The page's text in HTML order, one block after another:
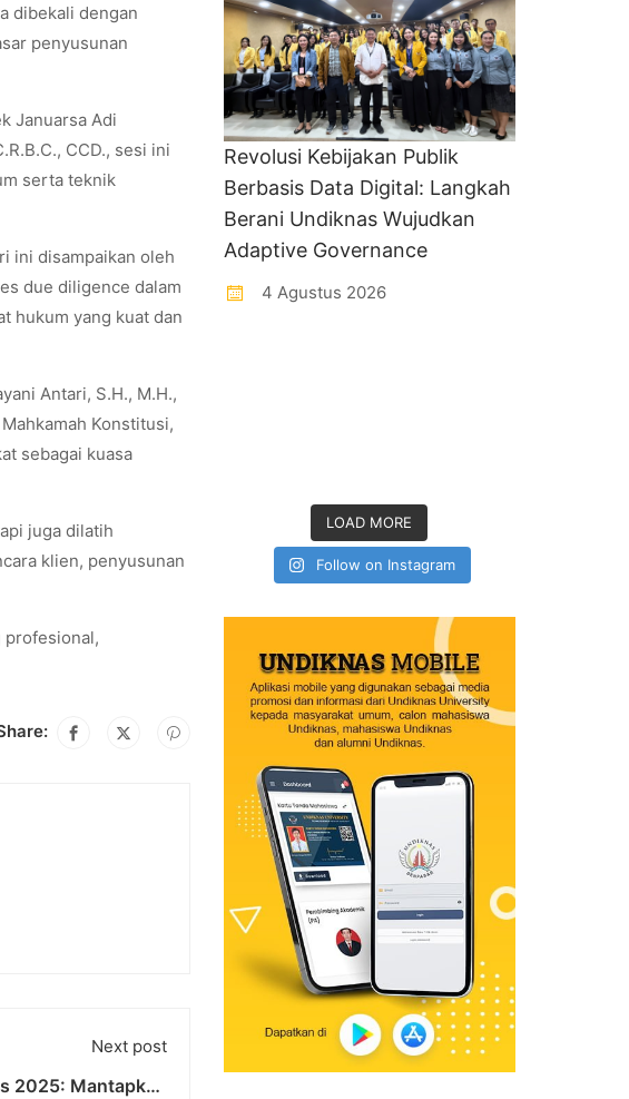
dibekali dengan
penyusunan
Januarsa Adi
CCD., sesi ini
serta teknik
ini disampaikan oleh
due diligence dalam
hukum yang kuat dan
Antari, S.H., M.H.,
Konstitusi,
sebagai kuasa
juga dilatih
klien, penyusunan
profesional,
Next post
2025: Mantapkan
Revolusi Kebijakan Publik
Berbasis Data Digital: Langkah
Berani Undiknas Wujudkan
Adaptive Governance
4 Agustus 2026
LOAD MORE
Follow on Instagram